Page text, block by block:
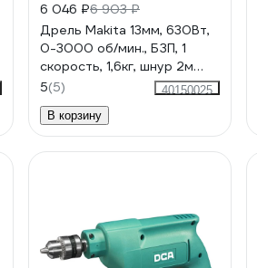
6 046 ₽6 903 ₽
Дрель Makita 13мм, 630Вт,
0-3000 об/мин., БЗП, 1
скорость, 1,6кг, шнур 2м
DP4021
5(5)
40150025
В корзину